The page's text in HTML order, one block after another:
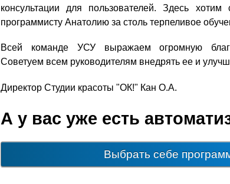
консультации для пользователей. Здесь хотим
программисту Анатолию за столь терпеливое
Всей команде УСУ выражаем огромную
Советуем всем руководителям внедрять ее и
Директор Студии красоты "ОК!" Кан О.А.
А у вас уже есть
Выбрать себе